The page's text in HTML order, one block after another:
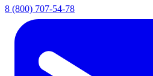
8 (800) 707-54-78